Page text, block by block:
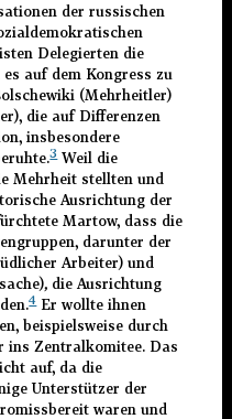
der russischen
Delegierten die
auf dem Kongress zu
(Mehrheitler)
die auf Differenzen
insbesondere
3Weil die
Mehrheit stellten und
Ausrichtung der
Martow, dass die
darunter der
Arbeiter) und
, die Ausrichtung
4Er wollte ihnen
beispielsweise durch
ins Zentralkomitee. Das
auf, da die
Unterstützer der
waren und